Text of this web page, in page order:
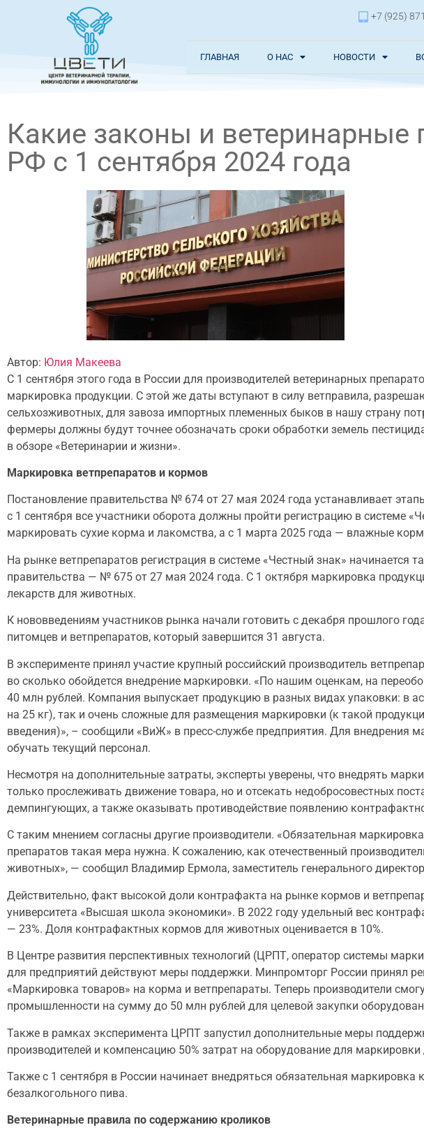
+7 (925)
ГЛАВНАЯ О НАС НОВОСТИ
Какие законы и ветеринарные
РФ с 1 сентября 2024 года
Автор: Юлия Макеева
С 1 сентября этого года в России для производителей ветеринарных
маркировка продукции. С этой же даты вступают в силу ветправила,
сельхозживотных, для завоза импортных племенных быков в нашу страну
фермеры должны будут точнее обозначать сроки обработки земель
в обзоре «Ветеринарии и жизни».
Маркировка ветпрепаратов и кормов
Постановление правительства № 674 от 27 мая 2024 года устанавливает
с 1 сентября все участники оборота должны пройти регистрацию в системе
маркировать сухие корма и лакомства, а с 1 марта 2025 года — влажные
На рынке ветпрепаратов регистрация в системе «Честный знак» начинается
правительства — № 675 от 27 мая 2024 года. С 1 октября маркировка
лекарств для животных.
К нововведениям участников рынка начали готовить с декабря прошлого
питомцев и ветпрепаратов, который завершится 31 августа.
В эксперименте принял участие крупный российский производитель
во сколько обойдется внедрение маркировки. «По нашим оценкам, на
40 млн рублей. Компания выпускает продукцию в разных видах упаковки: в
на 25 кг), так и очень сложные для размещения маркировки (к такой
введения)», – сообщили «ВиЖ» в пресс-службе предприятия. Для внедрения
обучать текущий персонал.
Несмотря на дополнительные затраты, эксперты уверены, что внедрять
только прослеживать движение товара, но и отсекать недобросовестных
демпингующих, а также оказывать противодействие появлению
С таким мнением согласны другие производители. «Обязательная
препаратов такая мера нужна. К сожалению, как отечественный
животных», — сообщил Владимир Ермола, заместитель генерального
Действительно, факт высокой доли контрафакта на рынке кормов и
университета «Высшая школа экономики». В 2022 году удельный вес
— 23%. Доля контрафактных кормов для животных оценивается в 10%.
В Центре развития перспективных технологий (ЦРПТ, оператор системы
для предприятий действуют меры поддержки. Минпромторг России принял
«Маркировка товаров» на корма и ветпрепараты. Теперь производители
промышленности на сумму до 50 млн рублей для целевой закупки
Также в рамках эксперимента ЦРПТ запустил дополнительные меры
производителей и компенсацию 50% затрат на оборудование для
Также с 1 сентября в России начинает внедряться обязательная
безалкогольного пива.
Ветеринарные правила по содержанию кроликов